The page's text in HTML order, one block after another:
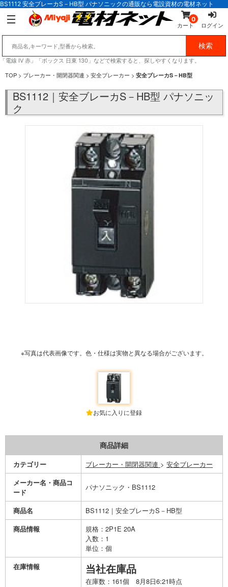
BS1112 安全ブレーカS－HB型 パナソニックの通販なら電設資材の電材ネット
0
カート ログイン
「電線 IV 赤」「ボックス 日東 130」などで検索すると、探しやすくなります。
TOP > ブレーカー・開閉器関連 > 安全ブレーカー > 安全ブレーカS－HB型
BS1112｜安全ブレーカS－HB型 パナソニッ
ク
※写真は代表画像です。色・仕様は実物と異なる場合がございます。
お気に入りに登録
商品詳細
カテゴリー ブレーカー・開閉器関連 > 安全ブレーカー
メーカー名・商品コ
ード
パナソニック・BS1112
商品名
BS1112｜安全ブレーカS－HB型
商品情報
規格：2P1E 20A
入数：1
単位：個
在庫情報
当社在庫品
在庫数：161個 8月8日6:21時点